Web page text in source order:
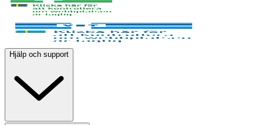
Hjälp och support